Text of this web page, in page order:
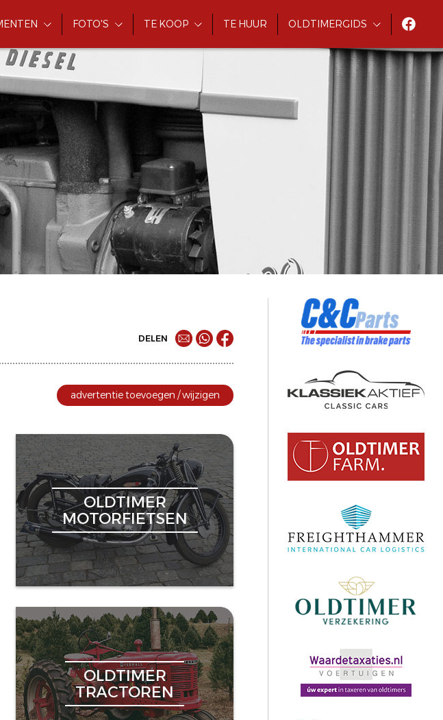
FOTO'S TE KOOP TE HUUR OLDTIMERGIDS
DELEN
advertentie toevoegen / wijzigen
OLDTIMER
MOTORFIETSEN
OLDTIMER
TRACTOREN